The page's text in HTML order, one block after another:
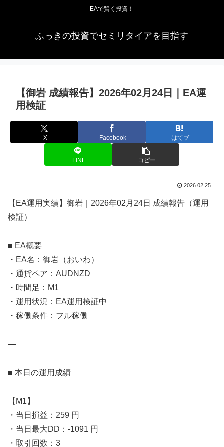
EAで賢く投資！
ふっきの投資でセミリタイアを目指す
【御岩 成績報告】2026年02月24日｜EA運
用検証
X Facebook はてブ
LINE コピー
2026.02.25
【EA運用実績】御岩｜2026年02月24日 成績報告（運用
検証）
■ EA概要
・EA名：御岩（おいわ）
・通貨ペア：AUDNZD
・時間足：M1
・運用状況：EA運用検証中
・稼働条件：フル稼働
—
■ 本日の運用成績
【M1】
・当日損益：259 円
・当日最大DD：-1091 円
・取引回数：3